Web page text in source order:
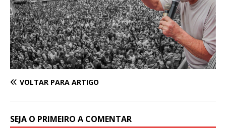
VOLTAR PARA ARTIGO
SEJA O PRIMEIRO A COMENTAR